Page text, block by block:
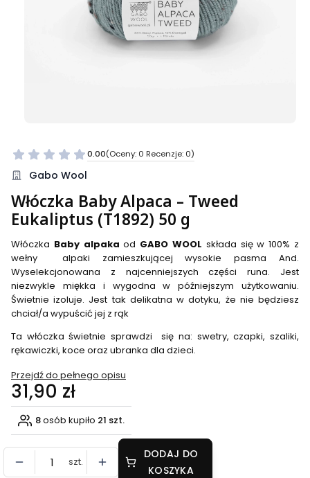
0.00(Oceny: 0 Recenzje: 0)
Przejdź do sekcji Opinie
Gabo Wool
Włóczka Baby Alpaca – Tweed
Eukaliptus (T1892) 50 g
Włóczka Baby alpaka od GABO WOOL składa się w 100% z
wełny alpaki zamieszkującej wysokie pasma And.
Wyselekcjonowana z najcenniejszych części runa. Jest
niezwykle miękka i wygodna w późniejszym użytkowaniu.
Świetnie izoluje. Jest tak delikatna w dotyku, że nie będziesz
chciał/a wypuścić jej z rąk
Ta włóczka świetnie sprawdzi się na: swetry, czapki, szaliki,
rękawiczki, koce oraz ubranka dla dzieci.
Przejdź do pełnego opisu
Cena
31,90 zł
8osób kupiło 21 szt.
szt.
DODAJ DO
KOSZYKA